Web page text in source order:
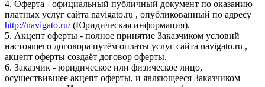
4. Оферта - официальный публичный документ по оказанию
платных услуг сайта navigato.ru , опубликованный по адресу
http://navigato.ru/(Юридическая информация).
5. Акцепт оферты - полное принятие Заказчиком условий
настоящего договора путём оплаты услуг сайта navigato.ru ,
акцепт оферты создаёт договор оферты.
6. Заказчик - юридическое или физическое лицо,
осуществившее акцепт оферты, и являющееся Заказчиком